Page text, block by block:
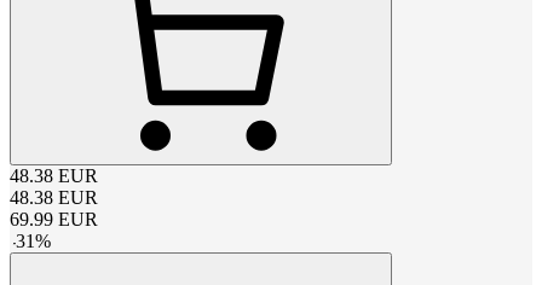
48.38 EUR
48.38 EUR
69.99 EUR
-31%